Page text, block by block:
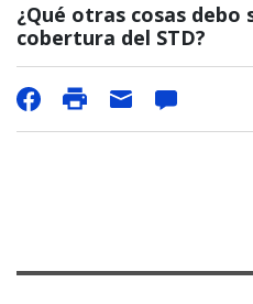
¿Qué otras cosas debo
cobertura del STD?